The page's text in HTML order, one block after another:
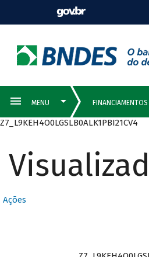
Z7_L9KEH4O0LGSLB0ALK1PBI21CV4
Ações